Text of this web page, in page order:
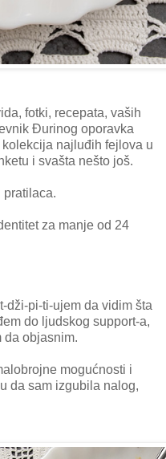
fotki, recepata, vaših
Đurinog oporavka
najluđih fejlova u
i svašta nešto još.
za manje od 24
dži-pi-ti-ujem da vidim šta
do ljudskog support-a,
da objasnim.
mogućnosti i
da sam izgubila nalog,